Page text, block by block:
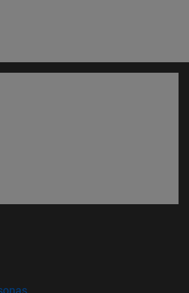
ventana)
(abre en nueva ventana)